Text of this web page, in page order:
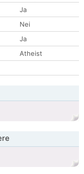
Ja
Nei
Ja
Atheist